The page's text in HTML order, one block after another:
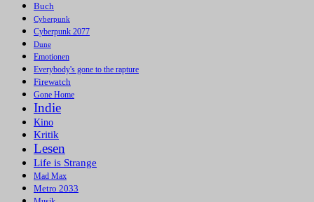
Buch
Cyberpunk
Cyberpunk 2077
Dune
Emotionen
Everybody's gone to the rapture
Firewatch
Gone Home
Indie
Kino
Kritik
Lesen
Life is Strange
Mad Max
Metro 2033